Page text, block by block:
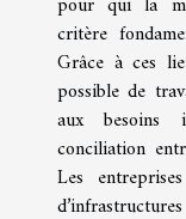
critère
Grâce à ces
possible de
aux besoins
conciliation
Les